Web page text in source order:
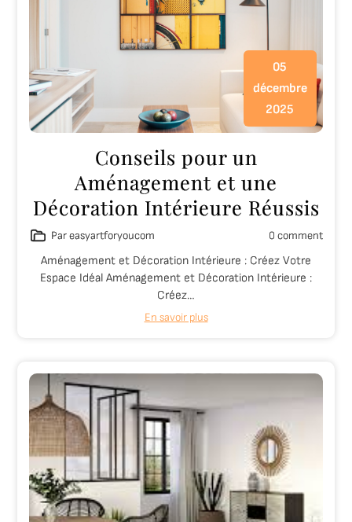
05
décembre
2025
Conseils pour un
Aménagement et une
Décoration Intérieure Réussis
Par easyartforyoucom 0 comment
Aménagement et Décoration Intérieure : Créez Votre
Espace Idéal Aménagement et Décoration Intérieure :
Créez…
En savoir plus